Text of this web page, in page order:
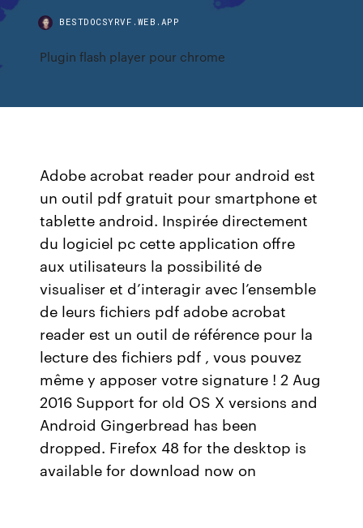
BESTDOCSYRVF.WEB.APP
Plugin flash player pour chrome
Adobe acrobat reader pour android est
un outil pdf gratuit pour smartphone et
tablette android. Inspirée directement
du logiciel pc cette application offre
aux utilisateurs la possibilité de
visualiser et d’interagir avec l’ensemble
de leurs fichiers pdf adobe acrobat
reader est un outil de référence pour la
lecture des fichiers pdf , vous pouvez
même y apposer votre signature ! 2 Aug
2016 Support for old OS X versions and
Android Gingerbread has been
dropped. Firefox 48 for the desktop is
available for download now on